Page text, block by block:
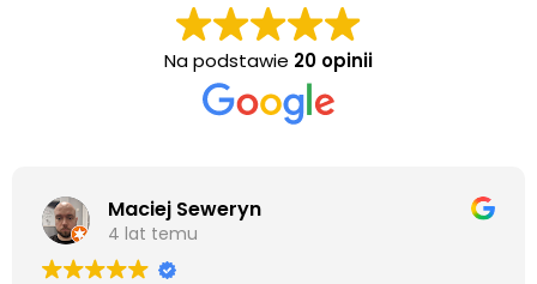
Na podstawie 20 opinii
Maciej Seweryn
4 lat temu